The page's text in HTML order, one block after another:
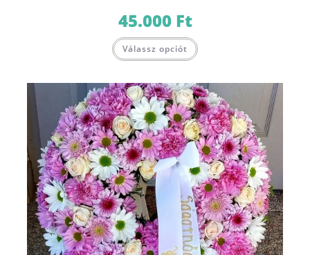
45.000 Ft
Válassz opciót